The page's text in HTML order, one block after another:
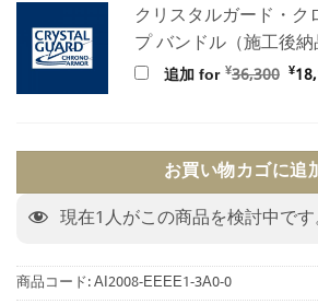
クリスタルガード・
プ バンドル（施工後納
追加 for ¥36,300 元
の
で
し
た。
¥
お買い物カゴに追
現在1人がこの商品を検討中です
商品コード:AI2008-EEEE1-3A0-0